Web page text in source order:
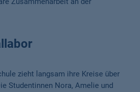
zieht langsam ihre Kreise über
Studentinnen Nora, Amelie und